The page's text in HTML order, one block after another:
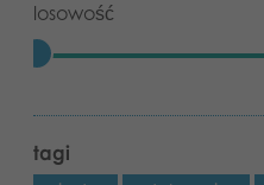
losowość
tagi